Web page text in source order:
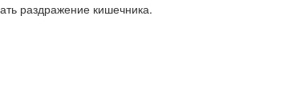
раздражение кишечника.